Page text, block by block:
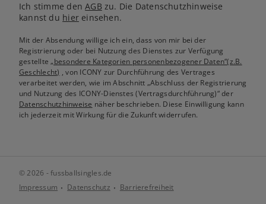
Ich stimme denAGB zu. Die Datenschutzhinweise
kannst du hiereinsehen.
Mit der Absendung willige ich ein, dass von mir bei der
Registrierung oder bei Nutzung des Dienstes zur Verfügung
gestellte„besondere Kategorien personenbezogener Daten“(z.B.
Geschlecht) , von ICONY zur Durchführung des Vertrages
verarbeitet werden, wie im Abschnitt „Abschluss der Registrierung
und Nutzung des ICONY-Dienstes (Vertragsdurchführung)“ der
Datenschutzhinweise näher beschrieben. Diese Einwilligung kann
ich jederzeit mit Wirkung für die Zukunft widerrufen.
© 2026 - fussballsingles.de
Impressum
Datenschutz Barrierefreiheit